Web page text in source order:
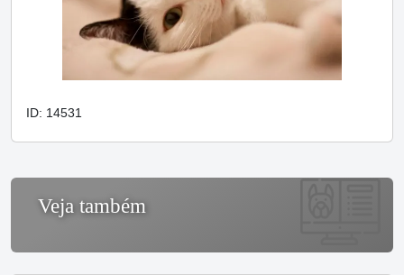
ID: 14531
Veja também